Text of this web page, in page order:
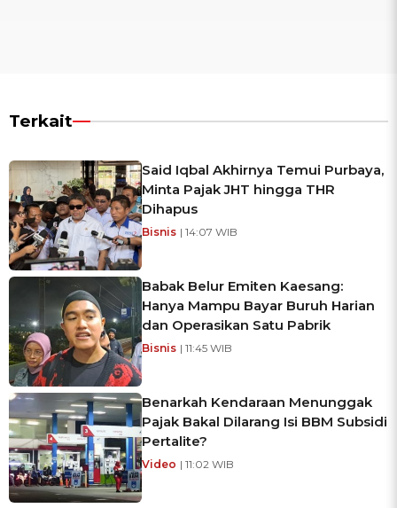
Terkait
Said Iqbal Akhirnya Temui Purbaya,
Minta Pajak JHT hingga THR
Dihapus
Bisnis | 14:07 WIB
Babak Belur Emiten Kaesang:
Hanya Mampu Bayar Buruh Harian
dan Operasikan Satu Pabrik
Bisnis | 11:45 WIB
Benarkah Kendaraan Menunggak
Pajak Bakal Dilarang Isi BBM Subsidi
Pertalite?
Video | 11:02 WIB